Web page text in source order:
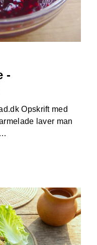
-
Opskrift med
laver man